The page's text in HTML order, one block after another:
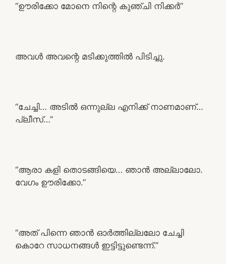
“ഊരിക്കോ മോനെ നിന്റെ കുഞ്ചി നിക്കർ”
അവൾ അവന്റെ മടിക്കുത്തിൽ പിടിച്ചു.
“ചേച്ചി… അടിൽ ഒന്നുല്ല എനിക്ക് നാണമാണ്…
പ്ലീസ്…”
“ആരാ കളി തൊടങ്ങിയെ… ഞാൻ അല്ലാലോ.
വേഗം ഊരിക്കോ.”
“അത് പിന്നെ ഞാൻ ഓർത്തില്ലലോ ചേച്ചി
കൊറേ സാധനങ്ങൾ ഇട്ടിട്ടുണ്ടെന്ന്.”